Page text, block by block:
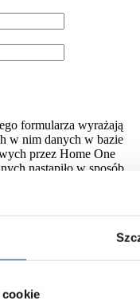
formularza wyrażają
w nim danych w bazie
przez Home One
nastąpiło w sposób
Państwa danych
przysługuje Państwu